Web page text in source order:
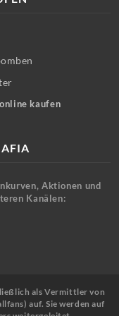
kaufen
Aktionen und
Kanälen:
als Vermittler von
auf. Sie werden auf